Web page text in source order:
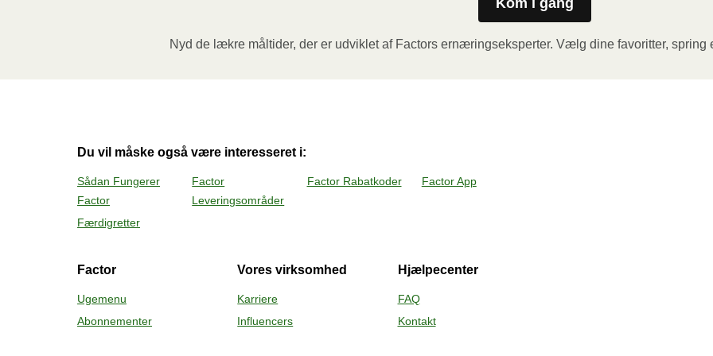
Forvarm ovnen. Fjern papomslaget og prik et par huller i folien. Sæt beholderen i en forvarmet ovn
Kom i gang
Nyd de lækre måltider, der er udviklet af Factors ernæringseksperter. Vælg dine favoritter, spring
Du vil måske også være interesseret i:
Sådan Fungerer
Factor
Factor
Leveringsområder
Factor Rabatkoder Factor App
Færdigretter
Factor
Ugemenu
Abonnementer
Vores virksomhed
Karriere
Influencers
Hjælpecenter
FAQ
Kontakt